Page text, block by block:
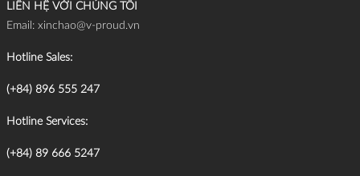
LIÊN HỆ VỚI CHÚNG TÔI
Email: xinchao@v-proud.vn
Hotline Sales:
(+84) 896 555 247
Hotline Services:
(+84) 89 666 5247